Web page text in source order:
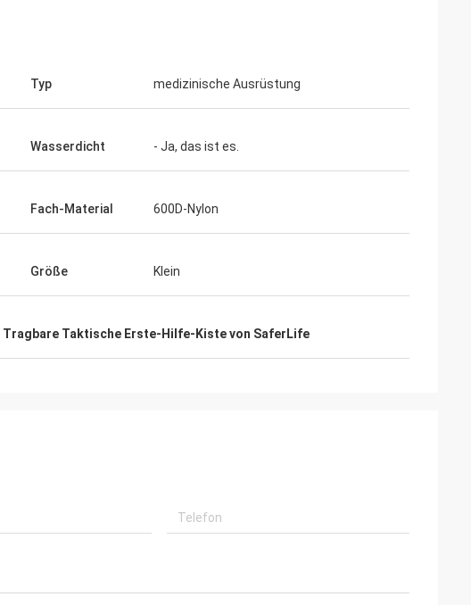
Typ medizinische Ausrüstung
Wasserdicht - Ja, das ist es.
Fach-Material 600D-Nylon
Größe Klein
Tragbare Taktische Erste-Hilfe-Kiste von SaferLife